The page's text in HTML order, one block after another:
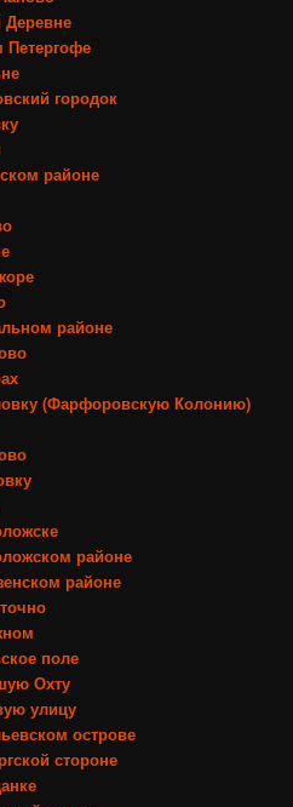
Деревне
Петергофе
городок
районе
районе
(Фарфоровскую Колонию)
районе
районе
поле
Охту
улицу
острове
стороне